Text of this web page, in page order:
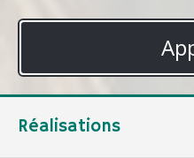
Réalisations